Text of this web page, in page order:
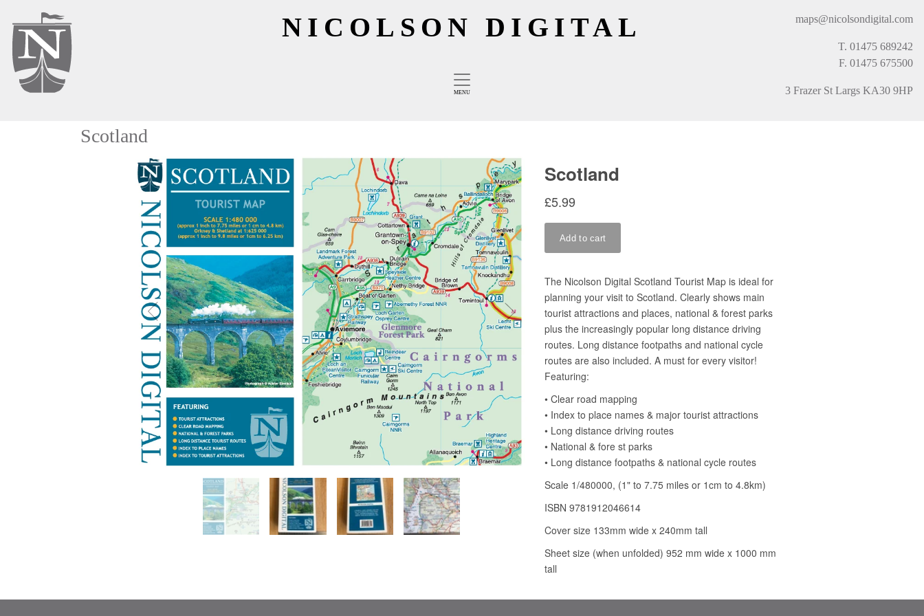
NICOLSON DIGITAL
MENU
maps@nicolsondigital.com
T. 01475 689242
F. 01475 675500
3 Frazer St Largs KA30 9HP
Scotland